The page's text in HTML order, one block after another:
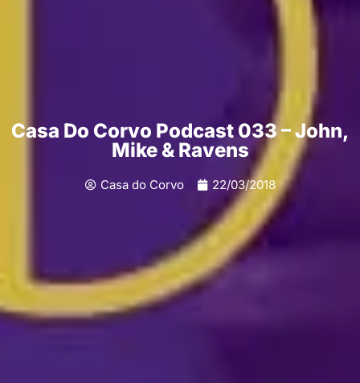
Casa Do Corvo Podcast 033 – John,
Mike & Ravens
Casa do Corvo 22/03/2018